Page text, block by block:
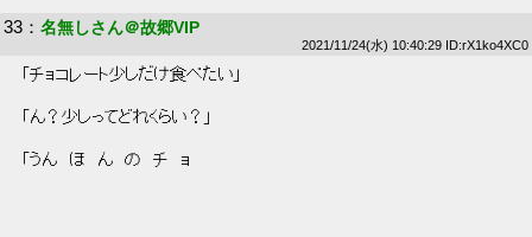
33 ： 名無しさん＠故郷VIP
2021/11/24(水) 10:40:29 ID:rX1ko4XC0
「チョコレート少しだけ食べたい」
「ん？少しってどれくらい？」
「うん　ほ　ん　の　チ　ョ